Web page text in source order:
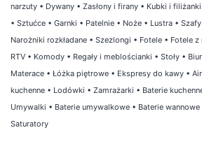
narzuty • Dywany • Zasłony i firany • Kubki i filiżanki
• Sztućce • Garnki • Patelnie • Noże • Lustra • Szafy
Narożniki rozkładane • Szezlongi • Fotele • Fotele z
RTV • Komody • Regały i meblościanki • Stoły •
Materace • Łóżka piętrowe • Ekspresy do kawy •
kuchenne • Lodówki • Zamrażarki • Baterie
Umywalki • Baterie umywalkowe • Baterie wannowe
Saturatory